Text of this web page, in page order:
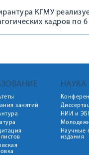
КГМУ
кадров по
занятий
НАУКА
НИИ и
Научные
издания